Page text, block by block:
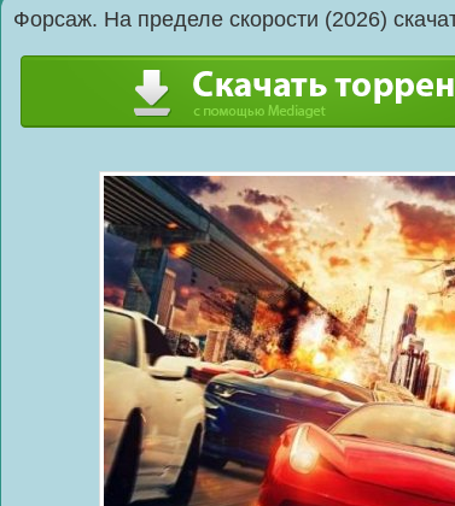
Форсаж. На пределе скорости (2026)